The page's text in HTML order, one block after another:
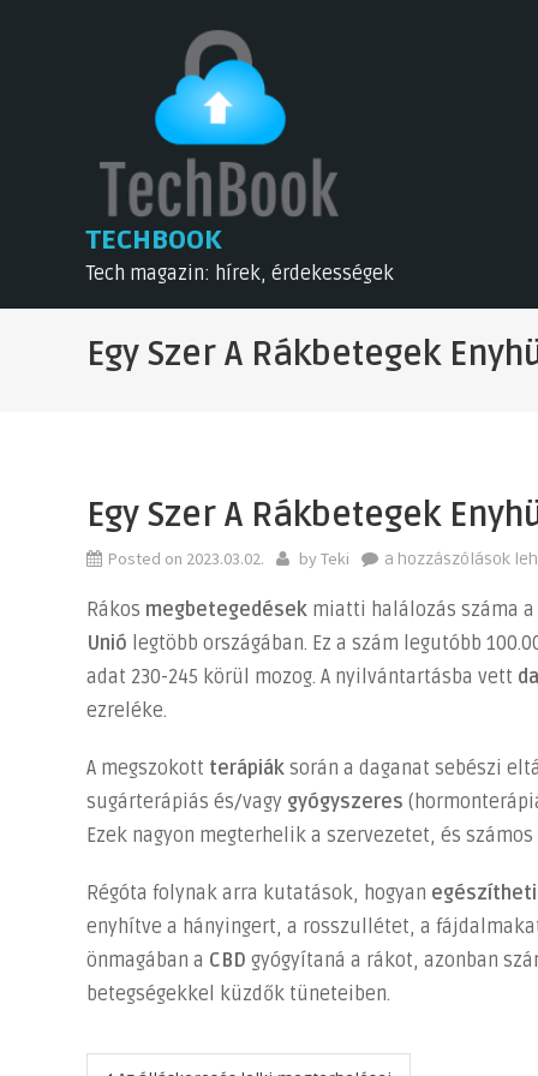
TECHBOOK
Tech magazin: hírek, érdekességek
Egy Szer A Rákbetegek
Egy Szer A Rákbetegek
Posted on 2023.03.02. by Teki
Egy
a
rákbetegek
enyhülésére
a hozzászólások
Rákos megbetegedések miatti halálozás száma
Unió legtöbb országában. Ez a szám legutóbb
adat 230-245 körül mozog. A nyilvántartásba vett
ezreléke.
A megszokott terápiák során a daganat sebészi
sugárterápiás és/vagy gyógyszeres
Ezek nagyon megterhelik a szervezetet, és
Régóta folynak arra kutatások, hogyan
enyhítve a hányingert, a rosszullétet, a
önmagában a CBD gyógyítaná a rákot, azonban
betegségekkel küzdők tüneteiben.